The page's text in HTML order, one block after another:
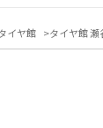
イヤ館 タイヤ館 瀬